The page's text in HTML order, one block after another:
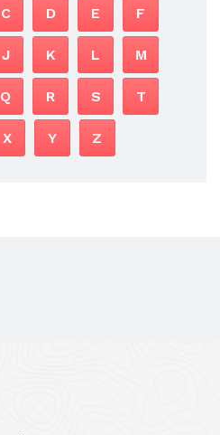
C D E F
J K L M
Q R S T
X Y Z